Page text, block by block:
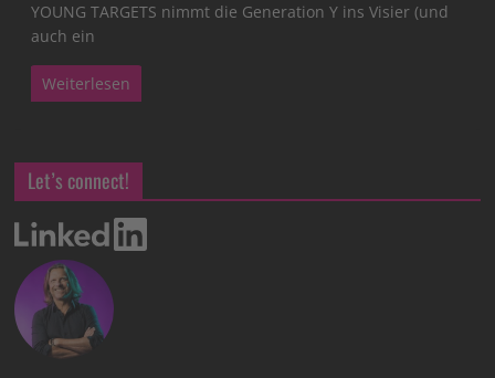
YOUNG TARGETS nimmt die Generation Y ins Visier (und
auch ein
Weiterlesen
Let’s connect!